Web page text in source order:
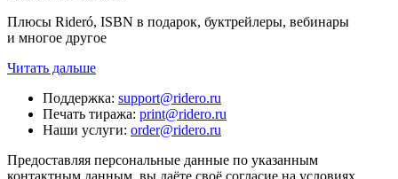
Плюсы Rideró, ISBN в подарок, буктрейлеры, вебинары
и многое другое
Читать дальше
Поддержка: support@ridero.ru
Печать тиража: print@ridero.ru
Наши услуги: order@ridero.ru
Предоставляя персональные данные по указанным
контактным данным, вы даёте своё согласие на условиях,